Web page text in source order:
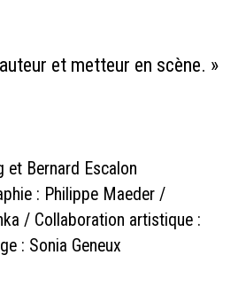
et metteur en scène. »
et Bernard Escalon
: Philippe Maeder /
/ Collaboration artistique :
: Sonia Geneux